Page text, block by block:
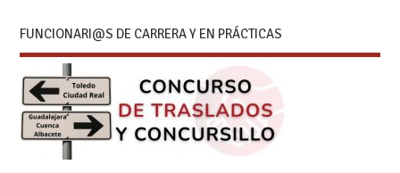
FUNCIONARI@S DE CARRERA Y EN PRÁCTICAS